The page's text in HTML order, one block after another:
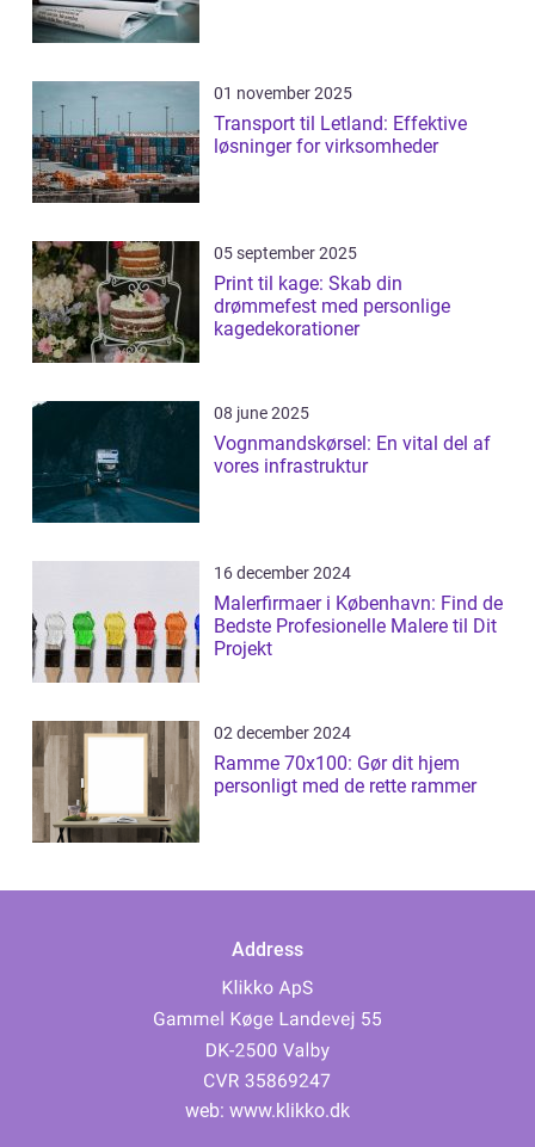
01 november 2025
Transport til Letland: Effektive
løsninger for virksomheder
05 september 2025
Print til kage: Skab din
drømmefest med personlige
kagedekorationer
08 june 2025
Vognmandskørsel: En vital del af
vores infrastruktur
16 december 2024
Malerfirmaer i København: Find de
Bedste Profesionelle Malere til Dit
Projekt
02 december 2024
Ramme 70x100: Gør dit hjem
personligt med de rette rammer
Address
web: www.klikko.dk